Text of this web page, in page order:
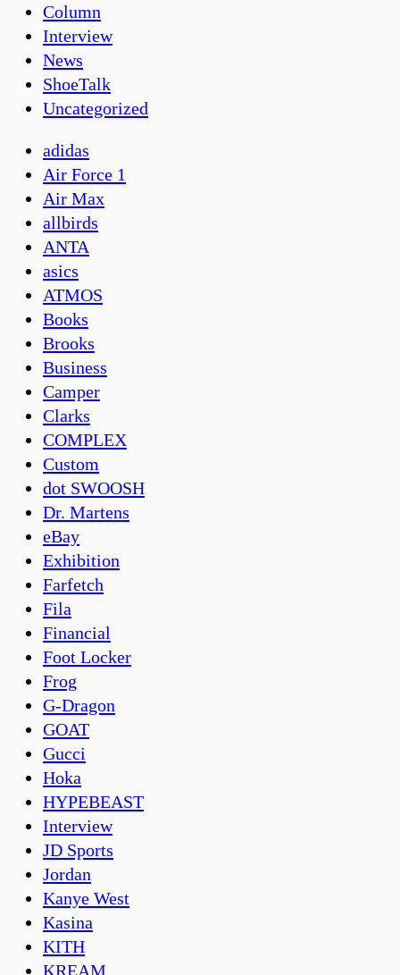
Column
Interview
News
ShoeTalk
Uncategorized
adidas
Air Force 1
Air Max
allbirds
ANTA
asics
ATMOS
Books
Brooks
Business
Camper
Clarks
COMPLEX
Custom
dot SWOOSH
Dr. Martens
eBay
Exhibition
Farfetch
Fila
Financial
Foot Locker
Frog
G-Dragon
GOAT
Gucci
Hoka
HYPEBEAST
Interview
JD Sports
Jordan
Kanye West
Kasina
KITH
KREAM